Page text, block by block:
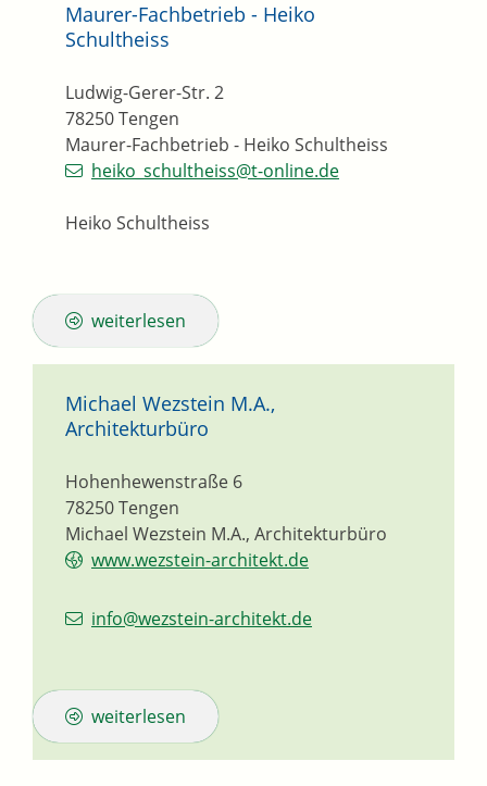
Maurer-Fachbetrieb - Heiko
Schultheiss
Maurer-Fachbetrieb - Heiko Schultheiss
Ludwig-Gerer-Str. 2
78250Tengen
heiko_schultheiss@t-online.de
Heiko Schultheiss
weiterlesen
Michael Wezstein M.A.,
Architekturbüro
Michael Wezstein M.A., Architekturbüro
Hohenhewenstraße 6
78250Tengen
www.wezstein-architekt.de
info@wezstein-architekt.de
weiterlesen